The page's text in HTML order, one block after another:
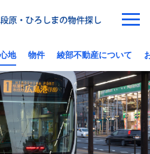
地 物件 綾部不動産について